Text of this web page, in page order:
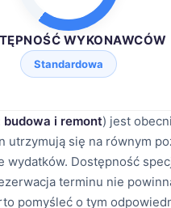
WYKONAWCÓW
Standardowa
budowa i remont) jest
utrzymują się na równym
wydatków. Dostępność
terminu nie
pomyśleć o tym